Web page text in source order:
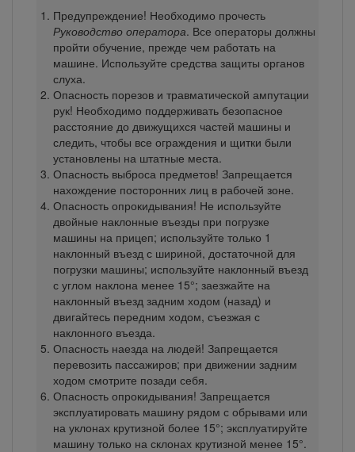
Предупреждение! Необходимо прочесть
Руководство оператора. Все операторы должны
пройти обучение, прежде чем работать на
машине. Используйте средства защиты органов
слуха.
Опасность порезов и травматической ампутации
рук! Необходимо поддерживать безопасное
расстояние до движущихся частей машины и
следить, чтобы все ограждения и щитки были
установлены на штатные места.
Опасность выброса предметов! Запрещается
нахождение посторонних лиц в рабочей зоне.
Опасность опрокидывания! Не используйте
двойные наклонные въезды при погрузке
машины на прицеп; используйте только 1
наклонный въезд с шириной, достаточной для
погрузки машины; используйте наклонный въезд
с углом наклона менее 15°; заезжайте на
наклонный въезд задним ходом (назад) и
двигайтесь передним ходом, съезжая с
наклонного въезда.
Опасность наезда на людей! Запрещается
перевозить пассажиров; при движении задним
ходом смотрите позади себя.
Опасность опрокидывания! Запрещается
эксплуатировать машину рядом с обрывами или
на уклонах крутизной более 15°; эксплуатируйте
машину только на склонах крутизной менее 15°.